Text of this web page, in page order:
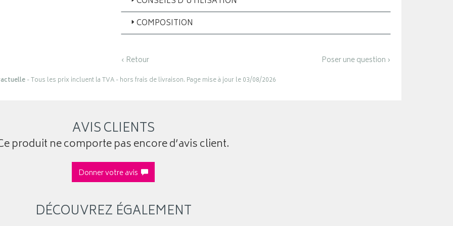
COMPOSITION
‹ Retour Poser une question ›
- Tous les prix incluent la TVA - hors frais de livraison. Page mise à jour le 03/08/2026
AVIS CLIENTS
produit ne comporte pas encore d’avis client.
Donner votre avis
DÉCOUVREZ ÉGALEMENT